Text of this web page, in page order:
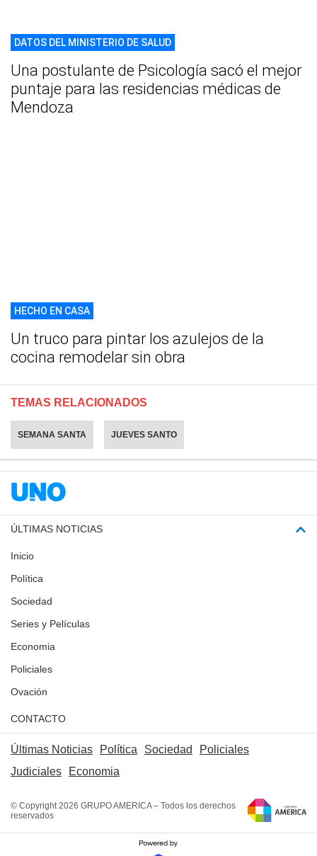
DATOS DEL MINISTERIO DE SALUD
Una postulante de Psicología sacó el mejor
puntaje para las residencias médicas de
Mendoza
HECHO EN CASA
Un truco para pintar los azulejos de la
cocina remodelar sin obra
TEMAS RELACIONADOS
SEMANA SANTA JUEVES SANTO
ÚLTIMAS NOTICIAS
Inicio
Política
Sociedad
Series y Películas
Economia
Policiales
Ovación
CONTACTO
Últimas Noticias Política Sociedad
Policiales
Judiciales
Economia
© Copyright 2026 GRUPO AMERICA – Todos los derechos
reservados